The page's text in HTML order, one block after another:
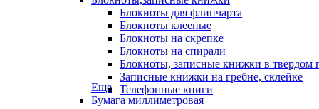
Блокноты для флипчарта
Блокноты клееные
Блокноты на скрепке
Блокноты на спирали
Блокноты, записные книжки в твердом
Записные книжки на гребне, склейке
Телефонные книги
Еще
Бумага миллиметровая